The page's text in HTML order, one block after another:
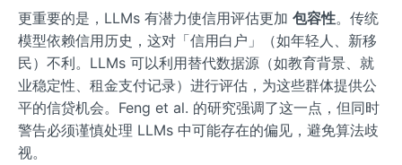
更重要的是，LLMs 有潜力使信用评估更加 包容性。传统
模型依赖信用历史，这对「信用白户」（如年轻人、新移
民）不利。LLMs 可以利用替代数据源（如教育背景、就
业稳定性、租金支付记录）进行评估，为这些群体提供公
平的信贷机会。Feng et al. 的研究强调了这一点，但同时
警告必须谨慎处理 LLMs 中可能存在的偏见，避免算法歧
视。